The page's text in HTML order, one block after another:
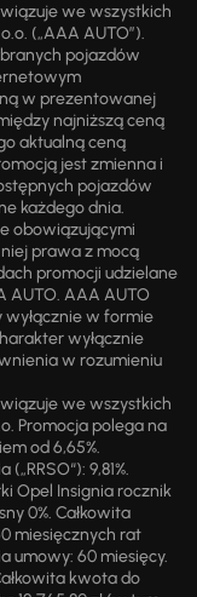
we wszystkich
(„AAA AUTO”).
pojazdów
w prezentowanej
najniższą ceną
aktualną ceną
jest zmienna i
pojazdów
każdego dnia.
obowiązującymi
prawa z mocą
promocji udzielane
AUTO. AAA AUTO
w formie
wyłącznie
w rozumieniu
we wszystkich
Promocja polega na
od 6,65%.
9,81%.
Opel Insignia rocznik
0%. Całkowita
miesięcznych rat
umowy: 60 miesięcy.
kwota do